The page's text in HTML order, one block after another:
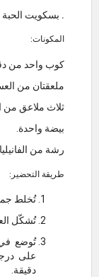
. بسكويت الحبة
المكونات:
كوب واحد من
ملعقتان من
ثلاث ملاعق من
بيضة واحدة.
رشة من الفانيليا.
طريقة التحضير:
تُخلط
تُشكّل
تُوضع
دقيقة.